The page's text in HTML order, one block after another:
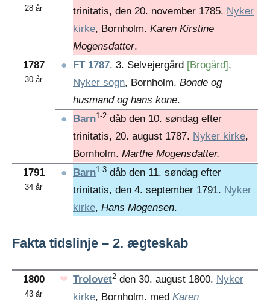
28 år
trinitatis, den 20. november 1785. Nyker
kirke, Bornholm. Karen Kirstine
Mogensdatter.
1787
30 år
● FT 1787. 3. Selvejergård [Brogård],
Nyker sogn, Bornholm. Bonde og
husmand og hans kone.
●
Barn1-2 dåb den 10. søndag efter
trinitatis, 20. august 1787. Nyker kirke,
Bornholm. Marthe Mogensdatter.
1791
34 år
● Barn1-3 dåb den 11. søndag efter
trinitatis, den 4. september 1791. Nyker
kirke, Hans Mogensen.
Fakta tidslinje – 2. ægteskab
1800
43 år
❤ Trolovet2 den 30. august 1800. Nyker
kirke, Bornholm. med Karen